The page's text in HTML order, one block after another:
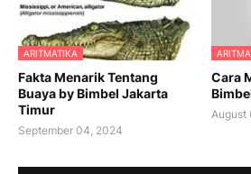
ARITMATIKA
Fakta Menarik Tentang
Buaya by Bimbel Jakarta
Timur
September 04, 2024
Cara
August